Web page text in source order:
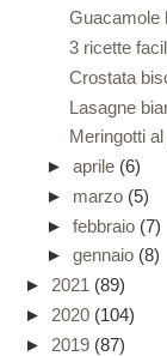
Guacamole
3 ricette
Crostata
Lasagne
Meringotti
► aprile (6)
► marzo (5)
► febbraio (7)
► gennaio (8)
► 2021 (89)
► 2020 (104)
► 2019 (87)